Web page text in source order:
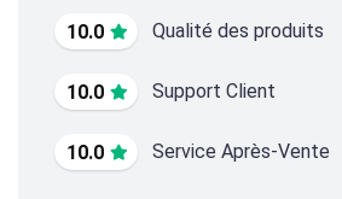
10.0 Qualité des produits
10.0 Support Client
10.0 Service Après-Vente